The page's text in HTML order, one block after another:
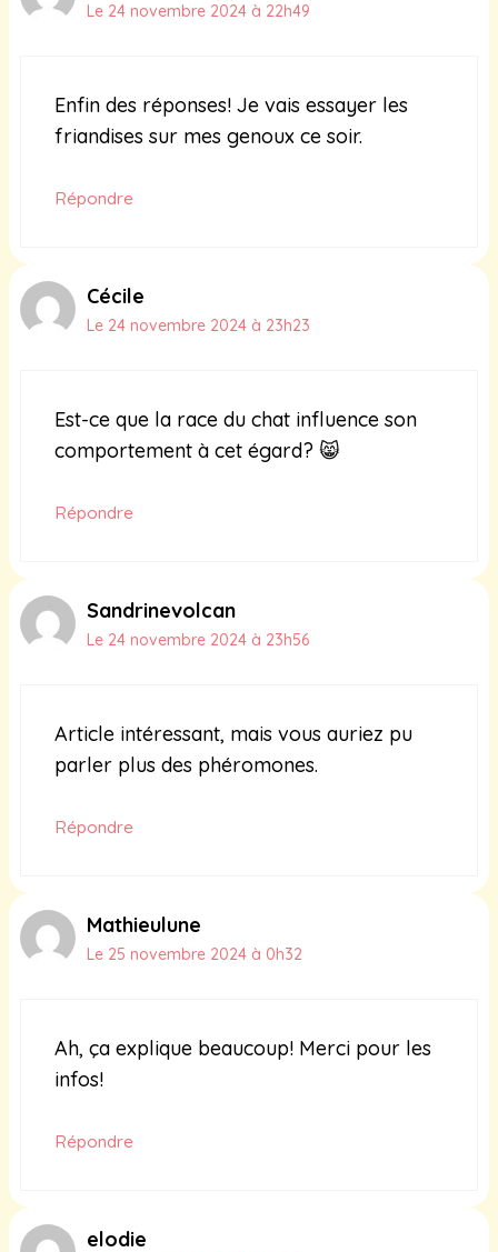
Le 24 novembre 2024 à 22h49
Enfin des réponses! Je vais essayer les
friandises sur mes genoux ce soir.
Répondre
Cécile
Le 24 novembre 2024 à 23h23
Est-ce que la race du chat influence son
comportement à cet égard? 😸
Répondre
Sandrinevolcan
Le 24 novembre 2024 à 23h56
Article intéressant, mais vous auriez pu
parler plus des phéromones.
Répondre
Mathieulune
Le 25 novembre 2024 à 0h32
Ah, ça explique beaucoup! Merci pour les
infos!
Répondre
elodie